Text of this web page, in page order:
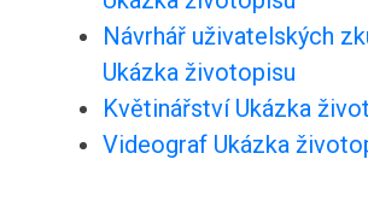
Návrhář uživatelských
Ukázka životopisu
Květinářství Ukázka
Videograf Ukázka